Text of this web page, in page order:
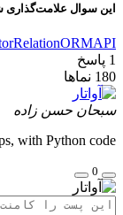
این سوال
RelationORMAPI
1 پاسخ
180 نماها
سبحان حسن زاده
with Python code.
0